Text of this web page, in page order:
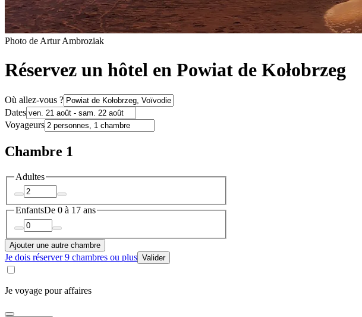
Photo de Artur Ambroziak
Réservez un hôtel en Powiat de Kołobrzeg
Où allez-vous ?
Dates
Voyageurs
Chambre 1
Adultes
EnfantsDe 0 à 17 ans
Ajouter une autre chambre
Je dois réserver 9 chambres ou plus Valider
Je voyage pour affaires